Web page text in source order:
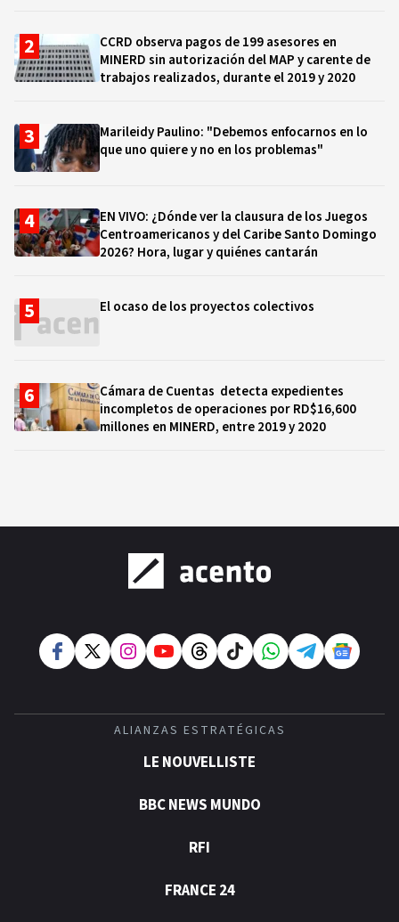
CCRD observa pagos de 199 asesores en
MINERD sin autorización del MAP y carente de
trabajos realizados, durante el 2019 y 2020
Marileidy Paulino: "Debemos enfocarnos en lo
que uno quiere y no en los problemas"
EN VIVO: ¿Dónde ver la clausura de los Juegos
Centroamericanos y del Caribe Santo Domingo
2026? Hora, lugar y quiénes cantarán
El ocaso de los proyectos colectivos
Cámara de Cuentas detecta expedientes
incompletos de operaciones por RD$16,600
millones en MINERD, entre 2019 y 2020
ALIANZAS ESTRATÉGICAS
LE NOUVELLISTE
BBC NEWS MUNDO
RFI
FRANCE 24